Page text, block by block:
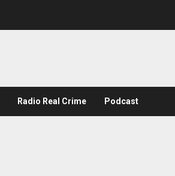
Radio Real Crime Podcast